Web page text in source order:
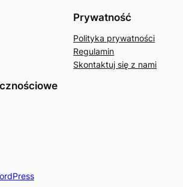
Prywatność
Polityka prywatności
Regulamin
Skontaktuj się z nami